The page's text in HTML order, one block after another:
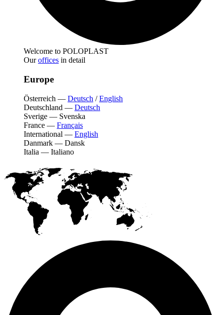
Welcome to POLOPLAST
Ouroffices in detail
Europe
Österreich — Deutsch /English
Deutschland — Deutsch
Sverige — Svenska
France — Français
International — English
Danmark — Dansk
Italia — Italiano